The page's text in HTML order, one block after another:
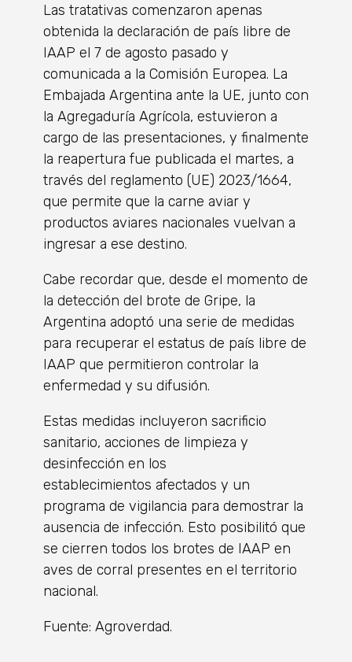
Las tratativas comenzaron apenas
obtenida la declaración de país libre de
IAAP el 7 de agosto pasado y
comunicada a la Comisión Europea. La
Embajada Argentina ante la UE, junto con
la Agregaduría Agrícola, estuvieron a
cargo de las presentaciones, y finalmente
la reapertura fue publicada el martes, a
través del reglamento (UE) 2023/1664,
que permite que la carne aviar y
productos aviares nacionales vuelvan a
ingresar a ese destino.
Cabe recordar que, desde el momento de
la detección del brote de Gripe, la
Argentina adoptó una serie de medidas
para recuperar el estatus de país libre de
IAAP que permitieron controlar la
enfermedad y su difusión.
Estas medidas incluyeron sacrificio
sanitario, acciones de limpieza y
desinfección en los
establecimientos afectados y un
programa de vigilancia para demostrar la
ausencia de infección. Esto posibilitó que
se cierren todos los brotes de IAAP en
aves de corral presentes en el territorio
nacional.
Fuente: Agroverdad.